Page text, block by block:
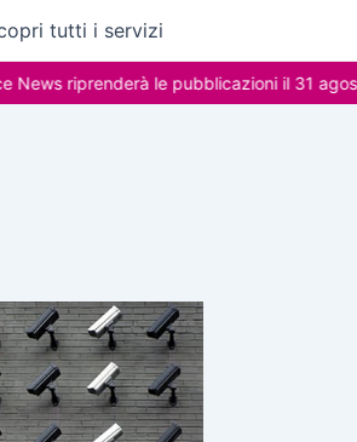
tutti i servizi
News riprenderà le pubblicazioni il 31